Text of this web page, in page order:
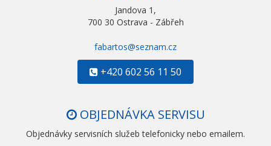
Jandova 1,
700 30 Ostrava - Zábřeh
fabartos@seznam.cz
+420 602 56 11 50
OBJEDNÁVKA SERVISU
Objednávky servisních služeb telefonicky nebo emailem.